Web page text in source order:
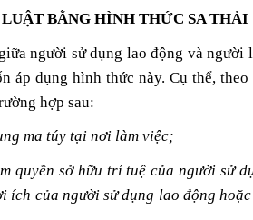
BẰNG HÌNH THỨC SA THẢI
người sử dụng lao động và người
áp dụng hình thức này. Cụ thể,
hợp sau:
ma túy tại nơi làm việc;
quyền sở hữu trí tuệ của người sử
ích của người sử dụng lao động